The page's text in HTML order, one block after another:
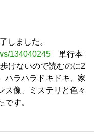
了しました。
134040245 単行本
けないので読むのに2
ハラハラドキドキ、家
ス像、ミステリと色々
す。